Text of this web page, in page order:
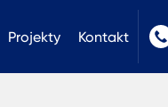
Projekty Kontakt